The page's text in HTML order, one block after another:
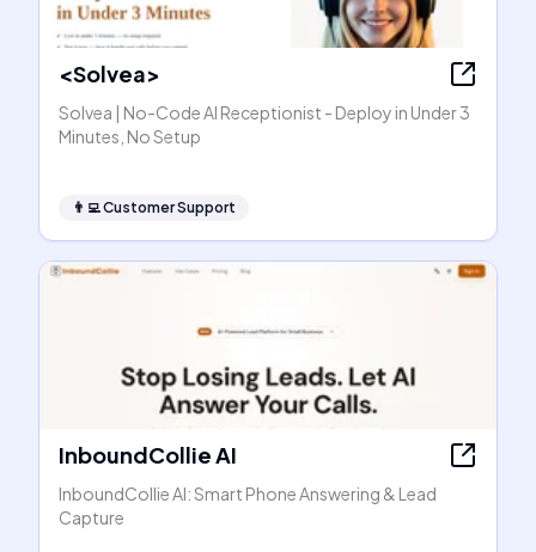
<Solvea>
Solvea | No-Code AI Receptionist - Deploy in Under 3
Minutes, No Setup
👨‍💻Customer Support
InboundCollie AI
InboundCollie AI: Smart Phone Answering & Lead
Capture